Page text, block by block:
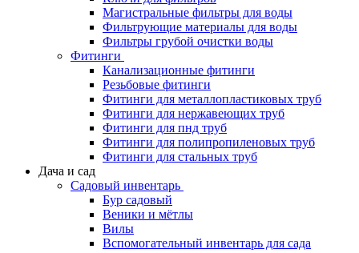
Магистральные фильтры для воды
Фильтрующие материалы для воды
Фильтры грубой очистки воды
Фитинги
Канализационные фитинги
Резьбовые фитинги
Фитинги для металлопластиковых труб
Фитинги для нержавеющих труб
Фитинги для пнд труб
Фитинги для полипропиленовых труб
Фитинги для стальных труб
Дача и сад
Садовый инвентарь
Бур садовый
Веники и мётлы
Вилы
Вспомогательный инвентарь для сада